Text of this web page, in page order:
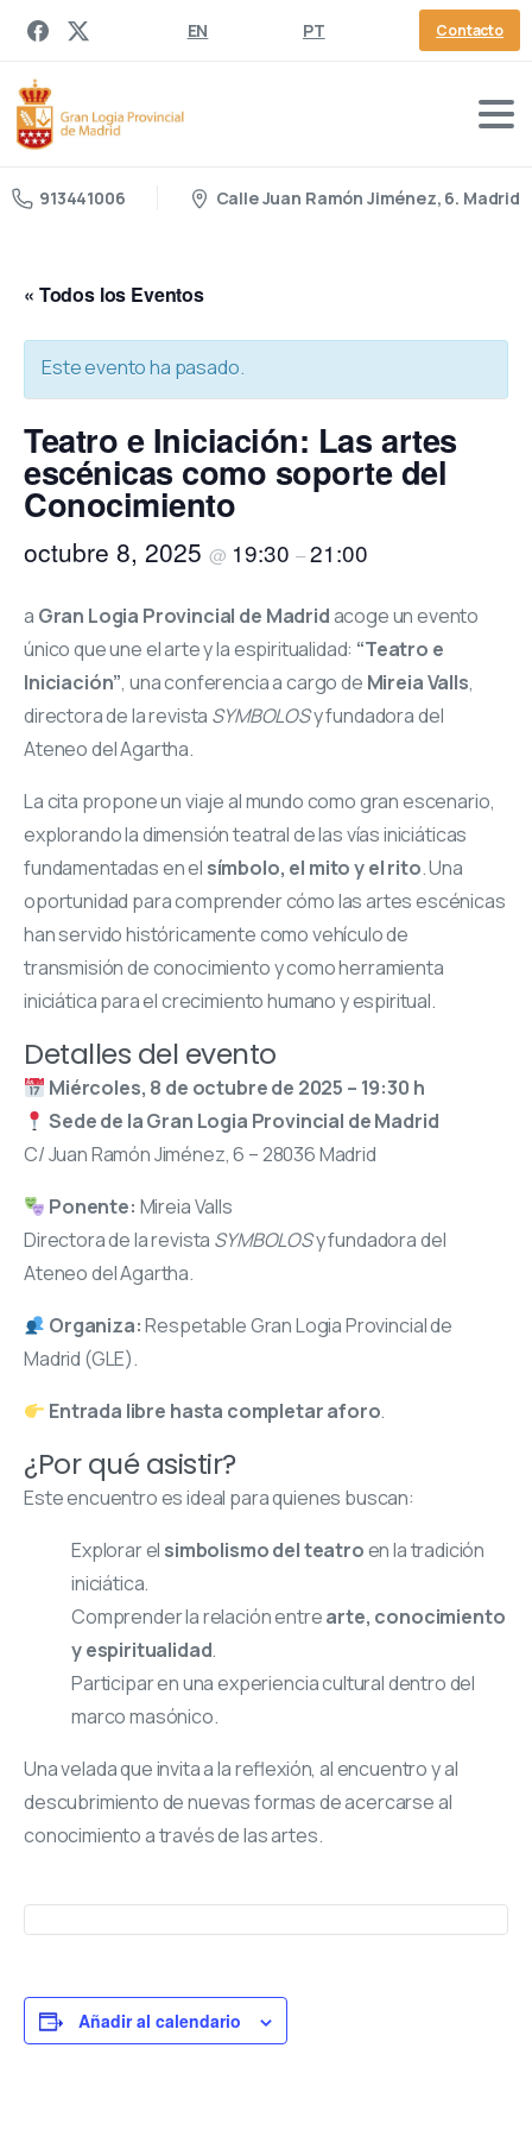
EN PT Contacto
913441006 Calle Juan Ramón Jiménez, 6. Madrid
« Todos los Eventos
Este evento ha pasado.
Teatro e Iniciación: Las artes
escénicas como soporte del
Conocimiento
octubre 8, 2025 @ 19:30 –21:00
a Gran Logia Provincial de Madridacoge un evento
único que une el arte y la espiritualidad: “Teatro e
Iniciación”, una conferencia a cargo de Mireia Valls,
directora de la revista SYMBOLOSy fundadora del
Ateneo del Agartha.
La cita propone un viaje al mundo como gran escenario,
explorando la dimensión teatral de las vías iniciáticas
fundamentadas en el símbolo, el mito y el rito. Una
oportunidad para comprender cómo las artes escénicas
han servido históricamente como vehículo de
transmisión de conocimiento y como herramienta
iniciática para el crecimiento humano y espiritual.
Detalles del evento
Miércoles, 8 de octubre de 2025 – 19:30 h
Sede de la Gran Logia Provincial de Madrid
C/ Juan Ramón Jiménez, 6 – 28036 Madrid
Ponente: Mireia Valls
Directora de la revista SYMBOLOSy fundadora del
Ateneo del Agartha.
Organiza:Respetable Gran Logia Provincial de
Madrid (GLE).
Entrada libre hasta completar aforo.
¿Por qué asistir?
Este encuentro es ideal para quienes buscan:
Explorar el simbolismo del teatroen la tradición
iniciática.
Comprender la relación entrearte, conocimiento
y espiritualidad.
Participar en una experiencia cultural dentro del
marco masónico.
Una velada que invita a la reflexión, al encuentro y al
descubrimiento de nuevas formas de acercarse al
conocimiento a través de las artes.
Añadir al calendario